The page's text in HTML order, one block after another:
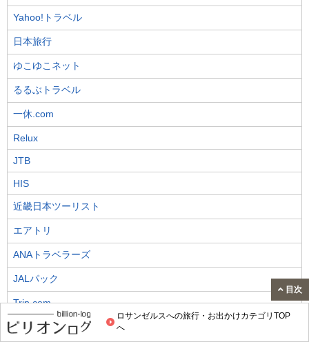
ロサンゼルスへの旅行・お出かけカテゴリTOP
へ
Yahoo!トラベル
日本旅行
ゆこゆこネット
るるぶトラベル
一休.com
Relux
JTB
HIS
近畿日本ツーリスト
エアトリ
ANAトラベラーズ
JALパック
Trip.com
Hotels.com
目次